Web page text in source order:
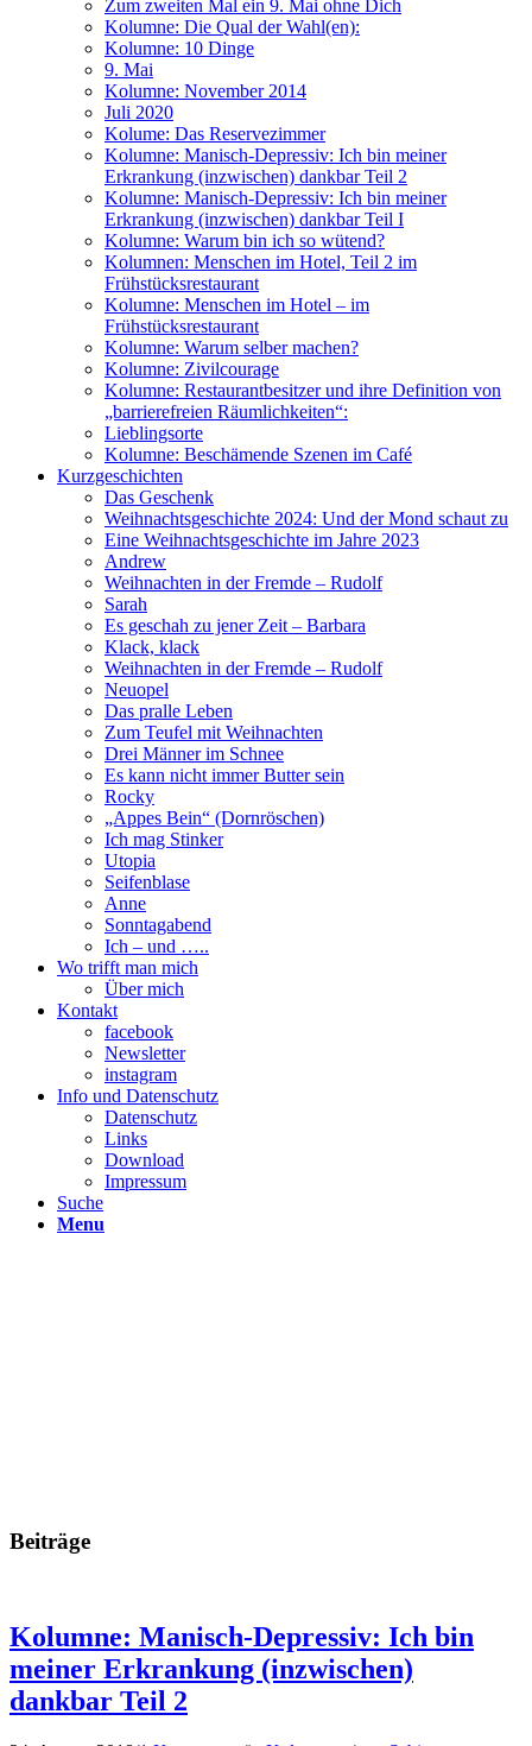
Zum zweiten Mal ein 9. Mai ohne Dich
Kolumne: Die Qual der Wahl(en):
Kolumne: 10 Dinge
9. Mai
Kolumne: November 2014
Juli 2020
Kolume: Das Reservezimmer
Kolumne: Manisch-Depressiv: Ich bin meiner
Erkrankung (inzwischen) dankbar Teil 2
Kolumne: Manisch-Depressiv: Ich bin meiner
Erkrankung (inzwischen) dankbar Teil I
Kolumne: Warum bin ich so wütend?
Kolumnen: Menschen im Hotel, Teil 2 im
Frühstücksrestaurant
Kolumne: Menschen im Hotel – im
Frühstücksrestaurant
Kolumne: Warum selber machen?
Kolumne: Zivilcourage
Kolumne: Restaurantbesitzer und ihre Definition von
„barrierefreien Räumlichkeiten“:
Lieblingsorte
Kolumne: Beschämende Szenen im Café
Kurzgeschichten
Das Geschenk
Weihnachtsgeschichte 2024: Und der Mond schaut zu
Eine Weihnachtsgeschichte im Jahre 2023
Andrew
Weihnachten in der Fremde – Rudolf
Sarah
Es geschah zu jener Zeit – Barbara
Klack, klack
Weihnachten in der Fremde – Rudolf
Neuopel
Das pralle Leben
Zum Teufel mit Weihnachten
Drei Männer im Schnee
Es kann nicht immer Butter sein
Rocky
„Appes Bein“ (Dornröschen)
Ich mag Stinker
Utopia
Seifenblase
Anne
Sonntagabend
Ich – und …..
Wo trifft man mich
Über mich
Kontakt
facebook
Newsletter
instagram
Info und Datenschutz
Datenschutz
Links
Download
Impressum
Suche
Menu
Beiträge
Kolumne: Manisch-Depressiv: Ich bin
meiner Erkrankung (inzwischen)
dankbar Teil 2